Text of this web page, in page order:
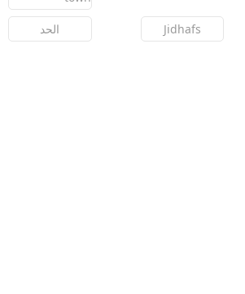
Jidhafs الحد